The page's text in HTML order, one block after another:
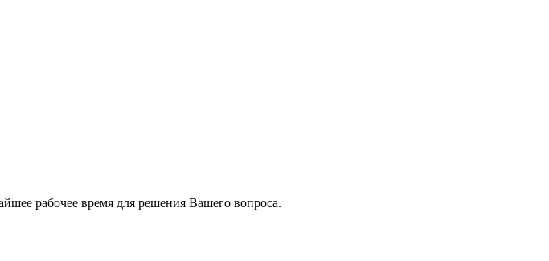
рабочее время для решения Вашего вопроса.